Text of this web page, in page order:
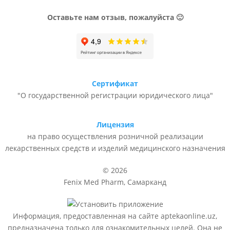
Оставьте нам отзыв, пожалуйста 🙂
Сертификат
"О государственной регистрации юридического лица"
Лицензия
на право осуществления розничной реализации
лекарственных средств и изделий медицинского назначения
© 2026
Fenix Med Pharm, Самарканд
Информация, предоставленная на сайте aptekaonline.uz,
предназначена только для ознакомительных целей. Она не